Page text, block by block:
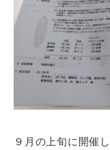
９月の上旬に開催